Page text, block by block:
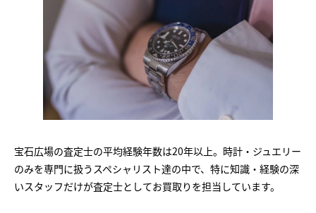
宝石広場の査定士の平均経験年数は20年以上。時計・ジュエリー
のみを専門に扱うスペシャリスト達の中で、特に知識・経験の深
いスタッフだけが査定士としてお買取りを担当しています。